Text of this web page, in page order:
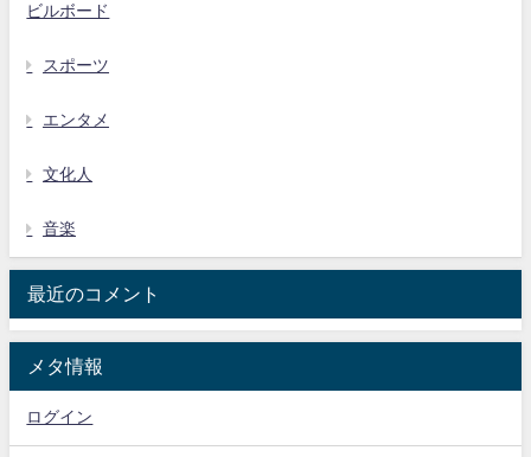
ビルボード
スポーツ
エンタメ
文化人
音楽
最近のコメント
メタ情報
ログイン